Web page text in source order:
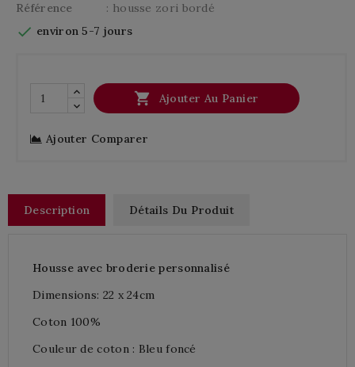
Référence
: housse zori bordé
 environ 5-7 jours
 Ajouter Au Panier
Ajouter Comparer
Description Détails Du Produit
Housse avec broderie personnalisé
Dimensions: 22 x 24cm
Coton 100%
Couleur de coton : Bleu foncé